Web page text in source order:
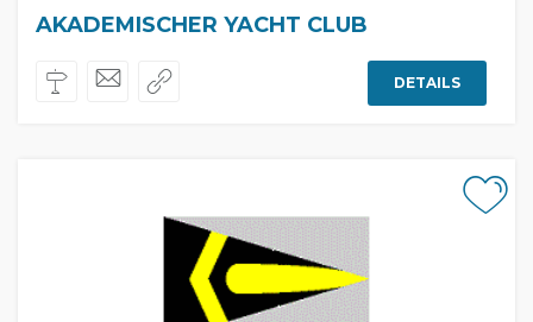
AKADEMISCHER YACHT CLUB
DETAILS